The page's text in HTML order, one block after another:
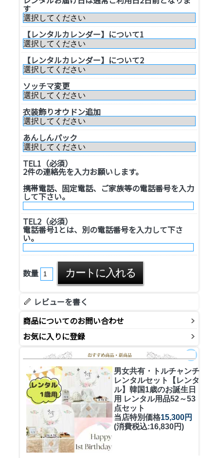
す
【レンタルカレンダー】について1
【レンタルカレンダー】について2
ソッチマ変更
衣装飾りオウドン追加
あんしんパック
TEL1（必須）
2件の連絡先を入力お願いします。
携帯電話、固定電話、ご家族等の電話番号を入力
して下さい。
TEL2（必須）
電話番号1とは、別の電話番号を入力して下さ
い。
数量
レビューを書く
商品についてのお問い合わせ
お気に入りに登録
男女共有・トルチャンチ
レンタルセット
【レンタ
ル】韓国1歳のお誕生日
用 レンタル用品52～53
点セット
当店特別価格15,300円
(消費税込:16,830円)